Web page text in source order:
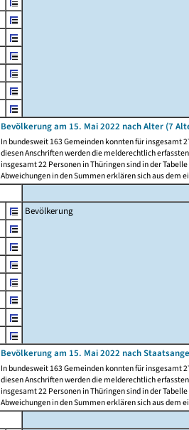
Bevölkerung am 15. Mai 2022 nach Alter (7
In bundesweit 163 Gemeinden konnten für insgesamt
diesen Anschriften werden die melderechtlich
insgesamt 22 Personen in Thüringen sind in der
Abweichungen in den Summen erklären sich aus dem
Bevölkerung
Bevölkerung am 15. Mai 2022 nach
In bundesweit 163 Gemeinden konnten für insgesamt
diesen Anschriften werden die melderechtlich
insgesamt 22 Personen in Thüringen sind in der
Abweichungen in den Summen erklären sich aus dem